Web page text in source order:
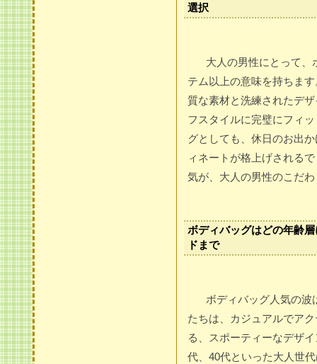
選択
大人の男性にとって、
テム以上の意味を持ちま
質な素材と洗練されたデ
フスタイルに完璧にフィ
グとしても、休日のお出
ィネートが格上げされる
気が、大人の男性のこだ
ボディバッグはどの年齢
ドまで
ボディバッグ人気の波
たちは、カジュアルでア
る、スポーティーなデザ
代、40代といった大人世